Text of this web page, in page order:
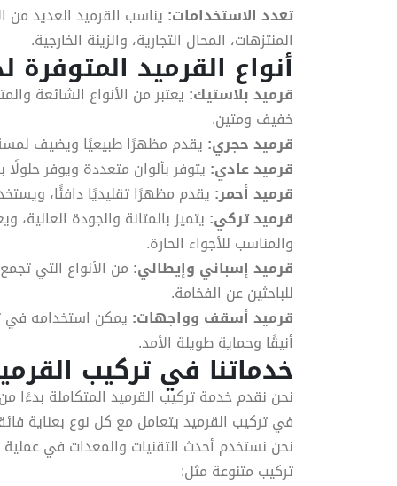
تعدد الاستخدامات: يناسب القرميد العديد من
المنتزهات، المحال التجارية، والزينة الخارجية.
أنواع القرميد المتوفرة
قرميد بلاستيك: يعتبر من الأنواع الشائعة
خفيف ومتين.
قرميد حجري: يقدم مظهرًا طبيعيًا ويضيف
قرميد عادي: يتوفر بألوان متعددة ويوفر
قرميد أحمر: يقدم مظهرًا تقليديًا دافئًا،
قرميد تركي: يتميز بالمتانة والجودة العالية،
والمناسب للأجواء الحارة.
قرميد إسباني وإيطالي: من الأنواع التي
للباحثين عن الفخامة.
قرميد أسقف وواجهات: يمكن استخدامه في
أنيقًا وحماية طويلة الأمد.
خدماتنا في تركيب
نحن نقدم خدمة تركيب القرميد المتكاملة بدءًا
في تركيب القرميد يتعامل مع كل نوع بعناية
نحن نستخدم أحدث التقنيات والمعدات في
تركيب متنوعة مثل: